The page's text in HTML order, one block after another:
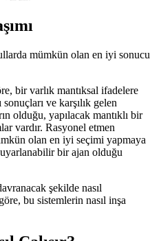
mümkün olan en iyi sonucu
bir varlık mantıksal ifadelere
ve karşılık gelen
olduğu, yapılacak mantıklı bir
vardır. Rasyonel etmen
olan en iyi seçimi yapmaya
bir ajan olduğu
şekilde nasıl
bu sistemlerin nasıl inşa